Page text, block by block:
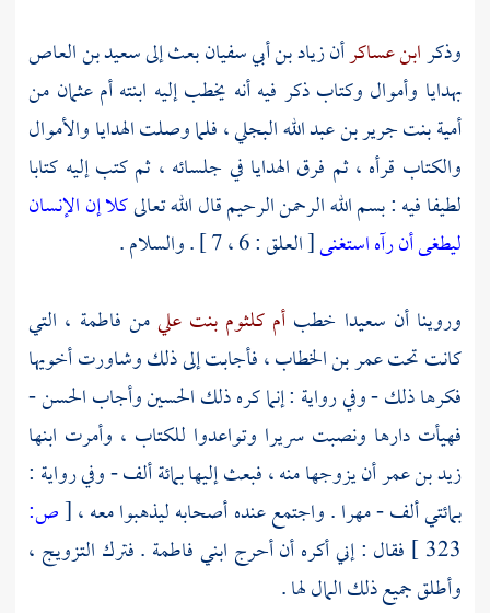
وذكرابن عساكرأنزياد بن أبي سفيانبعث إلىسعيد بن العاص
بهدايا وأموال وكتاب ذكر فيه أنه يخطب إليه ابنتهأم عثمان من
أمية بنت جرير بن عبد الله البجلي، فلما وصلت الهدايا والأموال
والكتاب قرأه ، ثم فرق الهدايا في جلسائه ، ثم كتب إليه كتابا
لطيفا فيه : بسم الله الرحمن الرحيم قال الله تعالىكلا إن الإنسان
ليطغى أن رآه استغنى[ العلق : 6 ، 7 ] . والسلام .
وروينا أن سعيدا خطب أم كلثوم بنت عليمن فاطمة ، التي
كانت تحتعمر بن الخطاب، فأجابت إلى ذلك وشاورت أخويها
فكرها ذلك - وفي رواية : إنما كره ذلكالحسينوأجابالحسن-
فهيأت دارها ونصبت سريرا وتواعدوا للكتاب ، وأمرت ابنها
زيد بن عمرأن يزوجها منه ، فبعث إليها بمائة ألف - وفي رواية :
بمائتي ألف - مهرا . واجتمع عنده أصحابه ليذهبوا معه ،[ص:
323 ] فقال : إني أكره أن أحرج ابنيفاطمة . فترك التزويج ،
وأطلق جميع ذلك المال لها .